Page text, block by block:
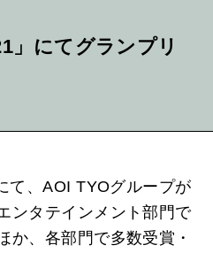
」にてグランプリ
て、AOI TYOグループが
ンタテインメント部門で
か、各部門で多数受賞・